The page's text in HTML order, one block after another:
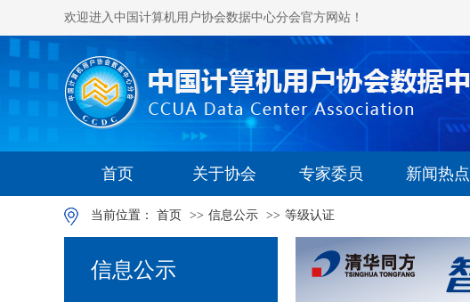
欢迎进入中国计算机用户协会数据中心分会官方网站！
首页 关于协会 专家委员 新闻热点
当前位置： 首页 >> 信息公示 >> 等级认证
信息公示